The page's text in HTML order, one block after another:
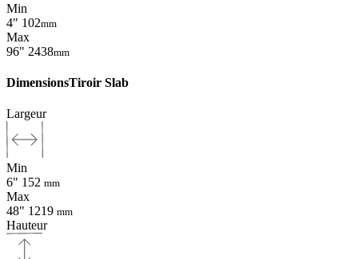
Min
4" 102mm
Max
96" 2438mm
DimensionsTiroir Slab
Largeur
Min
6" 152 mm
Max
48" 1219 mm
Hauteur